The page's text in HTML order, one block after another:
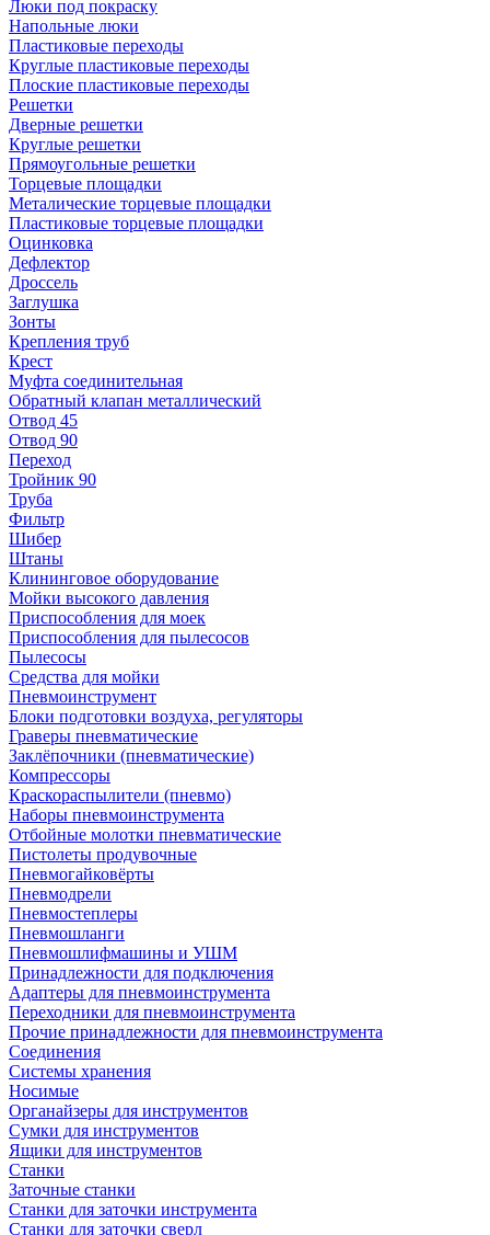
Люки под покраску
Напольные люки
Пластиковые переходы
Круглые пластиковые переходы
Плоские пластиковые переходы
Решетки
Дверные решетки
Круглые решетки
Прямоугольные решетки
Торцевые площадки
Металические торцевые площадки
Пластиковые торцевые площадки
Оцинковка
Дефлектор
Дроссель
Заглушка
Зонты
Крепления труб
Крест
Муфта соединительная
Обратный клапан металлический
Отвод 45
Отвод 90
Переход
Тройник 90
Труба
Фильтр
Шибер
Штаны
Клининговое оборудование
Мойки высокого давления
Приспособления для моек
Приспособления для пылесосов
Пылесосы
Средства для мойки
Пневмоинструмент
Блоки подготовки воздуха, регуляторы
Граверы пневматические
Заклёпочники (пневматические)
Компрессоры
Краскораспылители (пневмо)
Наборы пневмоинструмента
Отбойные молотки пневматические
Пистолеты продувочные
Пневмогайковёрты
Пневмодрели
Пневмостеплеры
Пневмошланги
Пневмошлифмашины и УШМ
Принадлежности для подключения
Адаптеры для пневмоинструмента
Переходники для пневмоинструмента
Прочие принадлежности для пневмоинструмента
Соединения
Системы хранения
Носимые
Органайзеры для инструментов
Сумки для инструментов
Ящики для инструментов
Станки
Заточные станки
Станки для заточки инструмента
Станки для заточки сверл